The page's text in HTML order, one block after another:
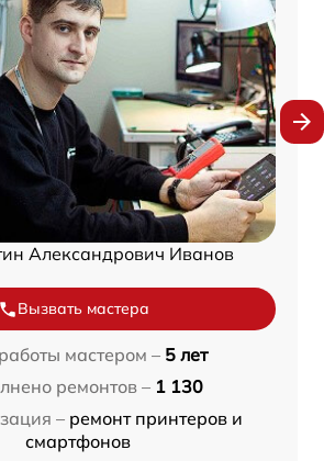
Александрович Иванов
Вызвать мастера
мастером – 5 лет
ремонтов – 1 130
– ремонт принтеров и
смартфонов